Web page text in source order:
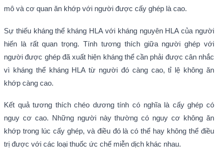
mô và cơ quan ăn khớp với người được cấy ghép là cao.
Sự thiếu kháng thể kháng HLA với kháng nguyên HLA của người
hiến là rất quan trọng. Tính tương thích giữa người ghép với
người được ghép đã xuất hiện kháng thể cần phải được cân nhắc
vì kháng thể kháng HLA từ người đó càng cao, tỉ lệ không ăn
khớp càng cao.
Kết quả tương thích chéo dương tính có nghĩa là cấy ghép có
nguy cơ cao. Những người này thường có nguy cơ không ăn
khớp trong lúc cấy ghép, và điều đó là có thể hay không thể điều
trị được với các loại thuốc ức chế miễn dịch khác nhau.